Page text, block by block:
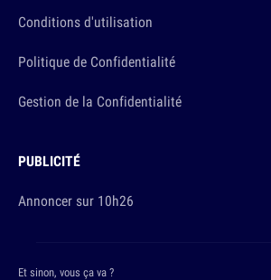
Conditions d'utilisation
Politique de Confidentialité
Gestion de la Confidentialité
PUBLICITÉ
Annoncer sur 10h26
Et sinon, vous ça va ?